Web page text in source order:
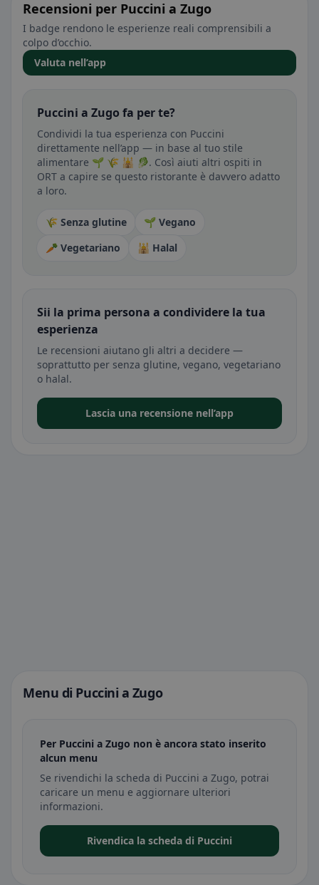
Recensioni per Puccini a Zugo
I badge rendono le esperienze reali comprensibili a
colpo d’occhio.
Valuta nell’app
Puccini a Zugo fa per te?
Condividi la tua esperienza con Puccini
direttamente nell’app — in base al tuo stile
alimentare 🌱 🌾 🕌 🥬. Così aiuti altri ospiti in
ORT a capire se questo ristorante è davvero adatto
a loro.
🌾 Senza glutine
🌱 Vegano
🥕 Vegetariano
🕌 Halal
Sii la prima persona a condividere la tua
esperienza
Le recensioni aiutano gli altri a decidere —
soprattutto per senza glutine, vegano, vegetariano
o halal.
Lascia una recensione nell’app
Menu di Puccini a Zugo
Per Puccini a Zugo non è ancora stato inserito
alcun menu
Se rivendichi la scheda di Puccini a Zugo, potrai
caricare un menu e aggiornare ulteriori
informazioni.
Rivendica la scheda di Puccini